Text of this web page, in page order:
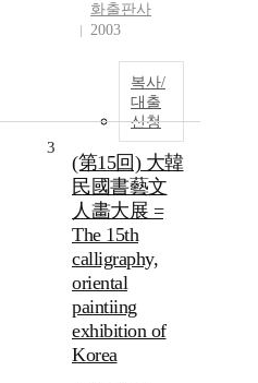
화출판사
2003
복사/
대출
신청
3
(第15回) 大韓
民國書藝文
人畵大展 =
The 15th
calligraphy,
oriental
paintiing
exhibition of
Korea